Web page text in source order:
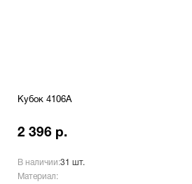
Кубок 4106A
2 396 р.
В наличии:31 шт.
Материал: